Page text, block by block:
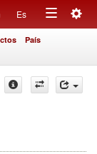
Es
Toggle
País